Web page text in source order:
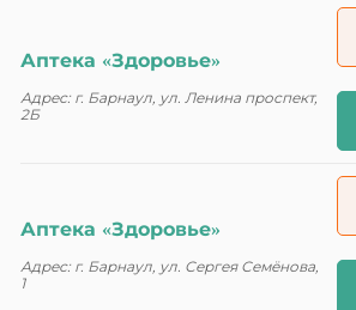
Аптека «Здоровье»
Адрес: г. Барнаул, ул. Ленина проспект,
2Б
Аптека «Здоровье»
Адрес: г. Барнаул, ул. Сергея Семёнова,
1